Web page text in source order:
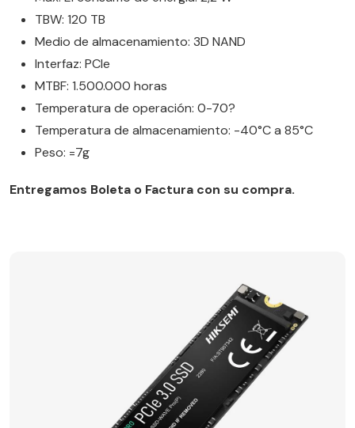
TBW: 120 TB
Medio de almacenamiento: 3D NAND
Interfaz: PCIe
MTBF: 1.500.000 horas
Temperatura de operación: 0-70?
Temperatura de almacenamiento: -40°C a 85°C
Peso: =7g
Entregamos Boleta o Factura con su compra.